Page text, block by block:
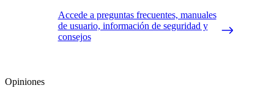
Accede a preguntas frecuentes, manuales
de usuario, información de seguridad y
consejos
Opiniones